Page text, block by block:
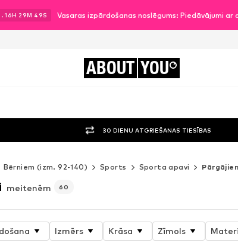
16H 29M 48S Vasaras izpārdošanas noslēgums: Piedāvājumi
ABOUT YOU
30 DIENU ATGRIEŠANAS TIESĪBAS
Bērniem (izm. 92-140) Sports Sporta apavi
meitenēm 60
Izmērs Krāsa Zīmols